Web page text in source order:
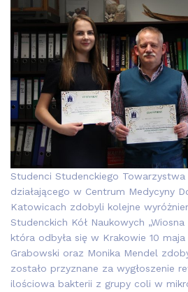
Studenci Studenckiego Towarzystwa
działającego w Centrum Medycyny
Katowicach zdobyli kolejne
Studenckich Kół Naukowych
która odbyła się w Krakowie 10 maja
Grabowski oraz Monika Mendel
zostało przyznane za wygłoszenie
ilościowa bakterii z grupy coli w